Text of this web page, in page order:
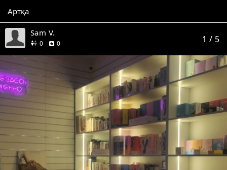
Артқа
Sam V.
0дос 0пікір 1 / 5